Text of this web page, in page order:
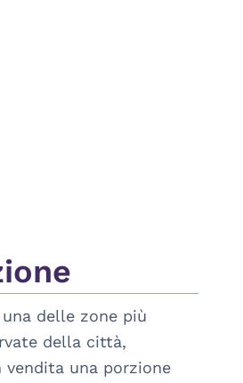
delle zone più
della città,
vendita una porzione